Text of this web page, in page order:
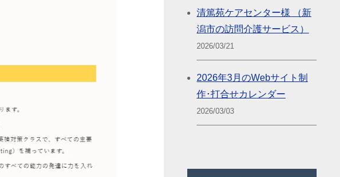
清篤苑ケアセンター様 （新
潟市の訪問介護サービス）
2026/03/21
2026年3月のWebサイト制
作･打合せカレンダー
2026/03/03